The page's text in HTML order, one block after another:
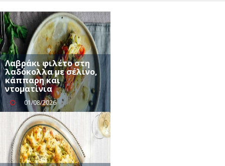
Λαβράκι φιλέτο στη
λαδόκολλα με σέλινο,
κάππαρη και
ντοματίνια
01/08/2026